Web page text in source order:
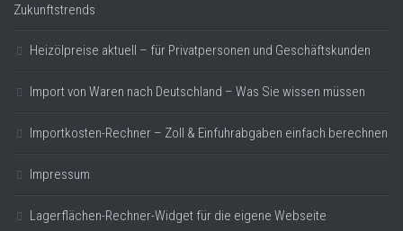
Zukunftstrends
Heizölpreise aktuell – für Privatpersonen und Geschäftskunden
Import von Waren nach Deutschland – Was Sie wissen müssen
Importkosten-Rechner – Zoll & Einfuhrabgaben einfach berechnen
Impressum
Lagerflächen-Rechner-Widget für die eigene Webseite